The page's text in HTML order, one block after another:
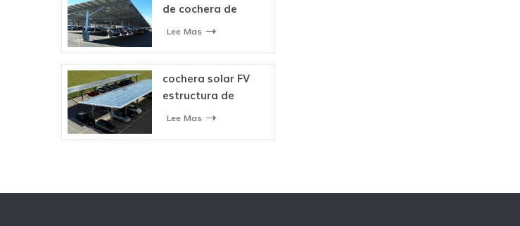
de cochera de
estructura
Lee Mas
cochera solar FV
estructura de
montaje para
Lee Mas